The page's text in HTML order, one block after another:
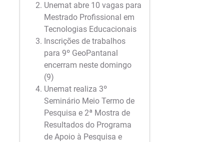
Unemat abre 10 vagas para
Mestrado Profissional em
Tecnologias Educacionais
Inscrições de trabalhos
para 9º GeoPantanal
encerram neste domingo
(9)
Unemat realiza 3º
Seminário Meio Termo de
Pesquisa e 2ª Mostra de
Resultados do Programa
de Apoio à Pesquisa e